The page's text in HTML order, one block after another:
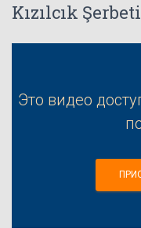
Kızılcık Şerbeti
Это видео